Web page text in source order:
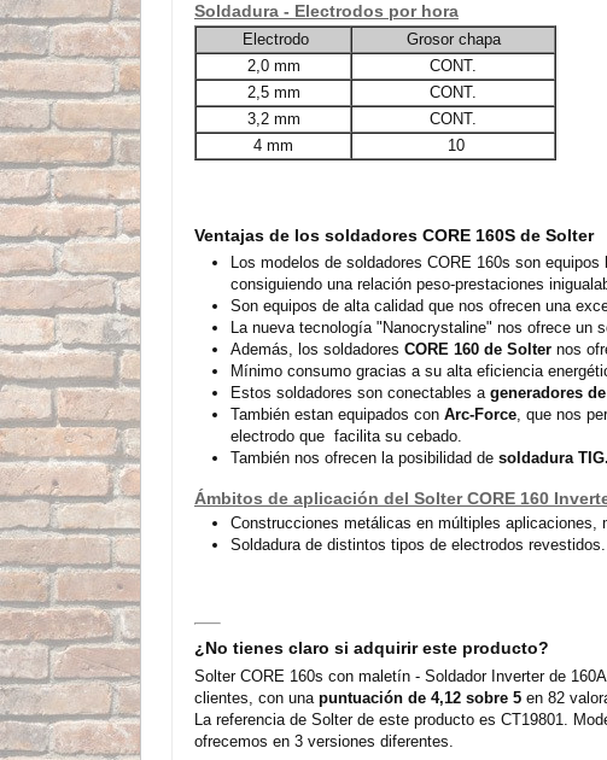
Soldadura - Electrodos por hora
Electrodo
Grosor chapa
2,0 mm
CONT.
2,5 mm
CONT.
3,2 mm
CONT.
4 mm
10
Ventajas de los soldadores CORE 160S de Solter
Los modelos de soldadores CORE 160s son equipos
consiguiendo una relación peso-prestaciones
Son equipos de alta calidad que nos ofrecen una
La nueva tecnología "Nanocrystaline" nos ofrece un
Además, los soldadores CORE 160 de Solter nos
Mínimo consumo gracias a su alta eficiencia
Estos soldadores son conectables a generadores
También estan equipados con Arc-Force, que nos
electrodo que facilita su cebado.
También nos ofrecen la posibilidad de soldadura TIG.
Ámbitos de aplicación del Solter CORE 160
Construcciones metálicas en múltiples aplicaciones,
Soldadura de distintos tipos de electrodos revestidos.
¿No tienes claro si adquirir este producto?
Solter CORE 160s con maletín - Soldador Inverter de
clientes, con una puntuación de 4,12 sobre 5 en 82
La referencia de Solter de este producto es CT19801.
ofrecemos en 3 versiones diferentes.